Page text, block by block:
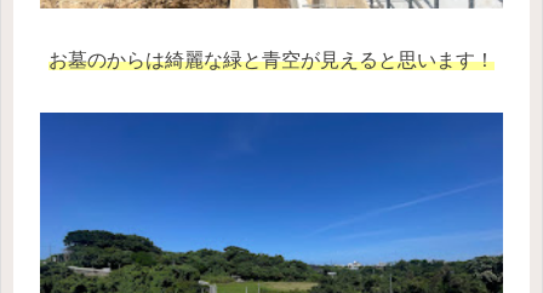
お墓のからは綺麗な緑と青空が見えると思います！